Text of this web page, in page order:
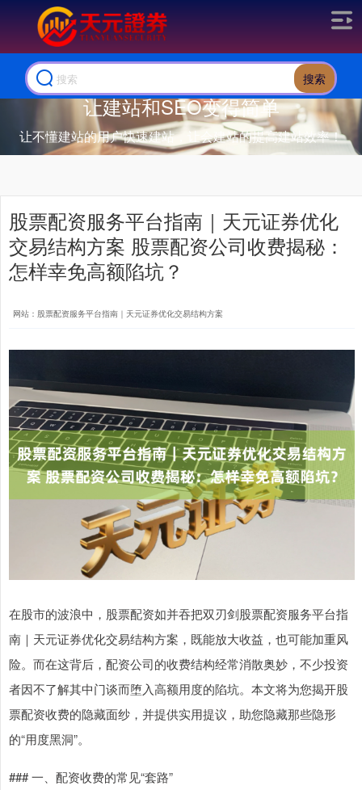
搜索
让建站和SEO变得简单
让不懂建站的用户快速建站，让会建站的提高建站效率！
股票配资服务平台指南｜天元证券优化
交易结构方案 股票配资公司收费揭秘：
怎样幸免高额陷坑？
网站：股票配资服务平台指南｜天元证券优化交易结构方案
在股市的波浪中，股票配资如并吞把双刃剑股票配资服务平台指
南｜天元证券优化交易结构方案，既能放大收益，也可能加重风
险。而在这背后，配资公司的收费结构经常消散奥妙，不少投资
者因不了解其中门谈而堕入高额用度的陷坑。本文将为您揭开股
票配资收费的隐藏面纱，并提供实用提议，助您隐藏那些隐形
的“用度黑洞”。
### 一、配资收费的常见“套路”